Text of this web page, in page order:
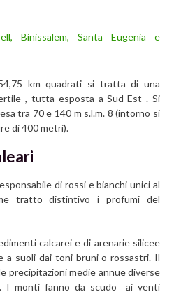
Binissalem, Santa Eugenia e
km quadrati si tratta di una
, tutta esposta a Sud-Est . Si
tra 70 e 140 m s.l.m. 8 (intorno si
di 400 metri).
di rossi e bianchi unici al
tratto distintivo i profumi del
calcarei e di arenarie silicee
a suoli dai toni bruni o rossastri. Il
precipitazioni medie annue diverse
I monti fanno da scudo ai venti